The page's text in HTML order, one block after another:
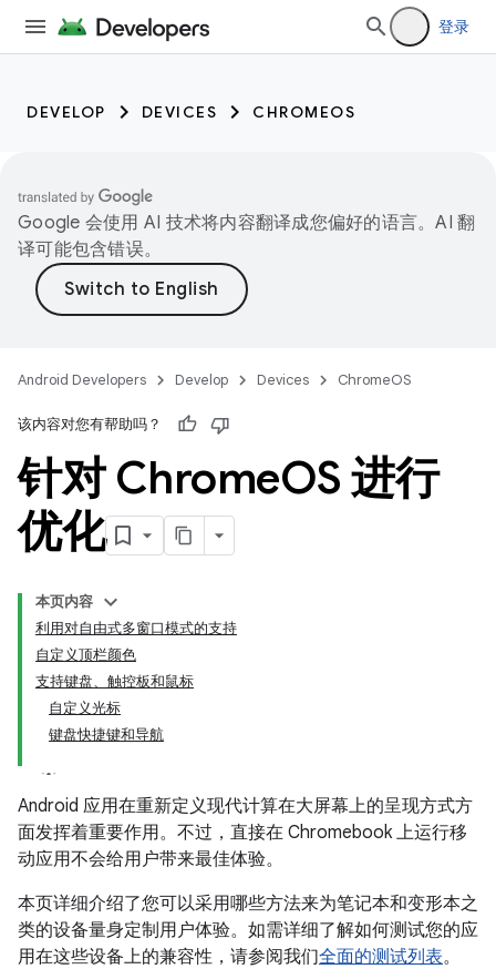
登录
DEVELOP DEVICES CHROMEOS
Google 会使用 AI 技术将内容翻译成您偏好的语言。AI 翻
译可能包含错误。
Android Developers Develop Devices ChromeOS
该内容对您有帮助吗？
针对 ChromeOS 进行
优化
本页内容
利用对自由式多窗口模式的支持
自定义顶栏颜色
支持键盘、触控板和鼠标
自定义光标
键盘快捷键和导航
Android 应用在重新定义现代计算在大屏幕上的呈现方式方
面发挥着重要作用。不过，直接在 Chromebook 上运行移
动应用不会给用户带来最佳体验。
本页详细介绍了您可以采用哪些方法来为笔记本和变形本之
类的设备量身定制用户体验。如需详细了解如何测试您的应
用在这些设备上的兼容性，请参阅我们全面的测试列表。